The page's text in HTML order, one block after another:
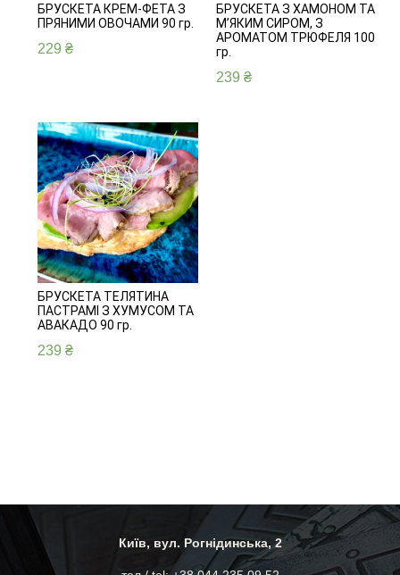
БРУСКЕТА З ХАМОНОМ ТА
М’ЯКИМ СИРОМ, З
АРОМАТОМ ТРЮФЕЛЯ 100
гр.
239₴
БРУСКЕТА КРЕМ-ФЕТА З
ПРЯНИМИ ОВОЧАМИ 90 гр.
229 ₴
БРУСКЕТА ТЕЛЯТИНА
ПАСТРАМІ З ХУМУСОМ ТА
АВАКАДО 90 гр.
239 ₴
Київ, вул. Рогнідинська, 2